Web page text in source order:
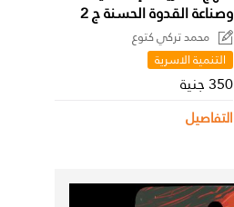
وصناعة القدوة الحسنة ج 2
محمد تركي كتوع
التنمية الاسرية
350 جنية
التفاصيل